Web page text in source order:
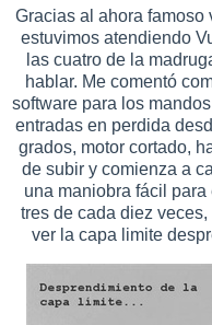
Gracias al ahora famoso
estuvimos atendiendo
las cuatro de la
hablar. Me comentó
software para los
entradas en perdida
grados, motor cortado,
de subir y comienza a
una maniobra fácil
tres de cada diez
ver la capa limite